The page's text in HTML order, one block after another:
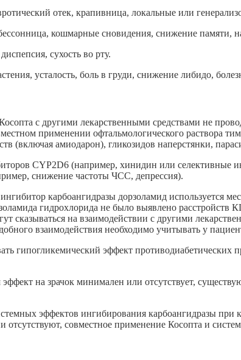
отек, крапивница, локальные или
кошмарные сновидения, снижение памяти,
сухость во рту.
усталость, боль в груди, снижение либидо,
с другими лекарственными средствами не
применении офтальмологического раствора
(включая амиодарон), гликозидов наперстянки,
CYP2D6 (например, хинидин или селективные
снижение частоты ЧСС, депрессия).
карбоангидразы дорзоламид используется
гидрохлорида не было выявлено
сказываться на взаимодействии с другими
взаимодействия необходимо учитывать у
гипогликемический эффект
на зрачок минимален или отсутствует,
эффектов ингибирования карбоангидразы
совместное применение Косопта и